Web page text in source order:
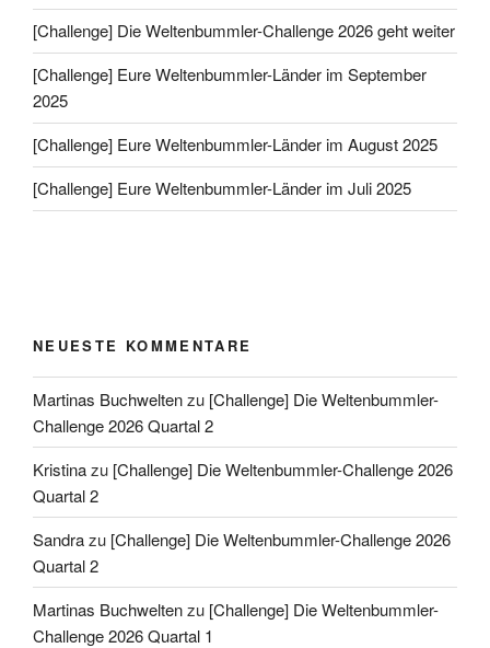
[Challenge] Die Weltenbummler-Challenge 2026 geht weiter
[Challenge] Eure Weltenbummler-Länder im September
2025
[Challenge] Eure Weltenbummler-Länder im August 2025
[Challenge] Eure Weltenbummler-Länder im Juli 2025
NEUESTE KOMMENTARE
Martinas Buchweltenzu [Challenge] Die Weltenbummler-
Challenge 2026 Quartal 2
Kristinazu [Challenge] Die Weltenbummler-Challenge 2026
Quartal 2
Sandrazu [Challenge] Die Weltenbummler-Challenge 2026
Quartal 2
Martinas Buchweltenzu [Challenge] Die Weltenbummler-
Challenge 2026 Quartal 1